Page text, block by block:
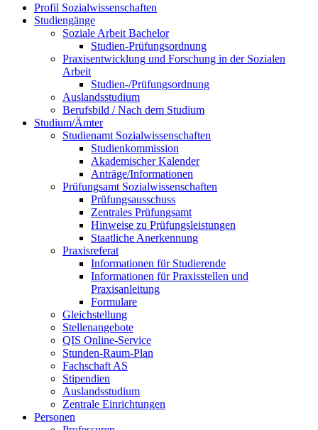
Profil Sozialwissenschaften
Studiengänge
Soziale Arbeit Bachelor
Studien-Prüfungsordnung
Praxisentwicklung und Forschung in der Sozialen
Arbeit
Studien-/Prüfungsordnung
Auslandsstudium
Berufsbild / Nach dem Studium
Studium/Ämter
Studienamt Sozialwissenschaften
Studienkommission
Akademischer Kalender
Anträge/Informationen
Prüfungsamt Sozialwissenschaften
Prüfungsausschuss
Zentrales Prüfungsamt
Hinweise zu Prüfungsleistungen
Staatliche Anerkennung
Praxisreferat
Informationen für Studierende
Informationen für Praxisstellen und
Praxisanleitung
Formulare
Gleichstellung
Stellenangebote
QIS Online-Service
Stunden-Raum-Plan
Fachschaft AS
Stipendien
Auslandsstudium
Zentrale Einrichtungen
Personen